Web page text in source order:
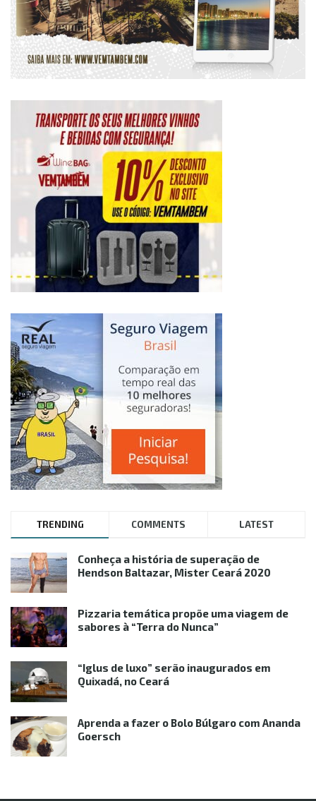
TRENDING COMMENTS LATEST
Conheça a história de superação de
Hendson Baltazar, Mister Ceará 2020
Pizzaria temática propõe uma viagem de
sabores à “Terra do Nunca”
“Iglus de luxo” serão inaugurados em
Quixadá, no Ceará
Aprenda a fazer o Bolo Búlgaro com Ananda
Goersch